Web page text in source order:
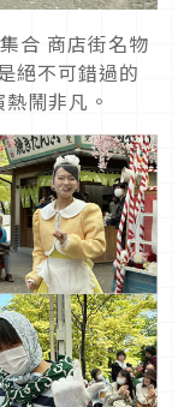
合 商店街名物
絕不可錯過的
鬧非凡。